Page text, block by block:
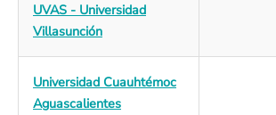
UVAS - Universidad
Villasunción
Universidad Cuauhtémoc
Aguascalientes